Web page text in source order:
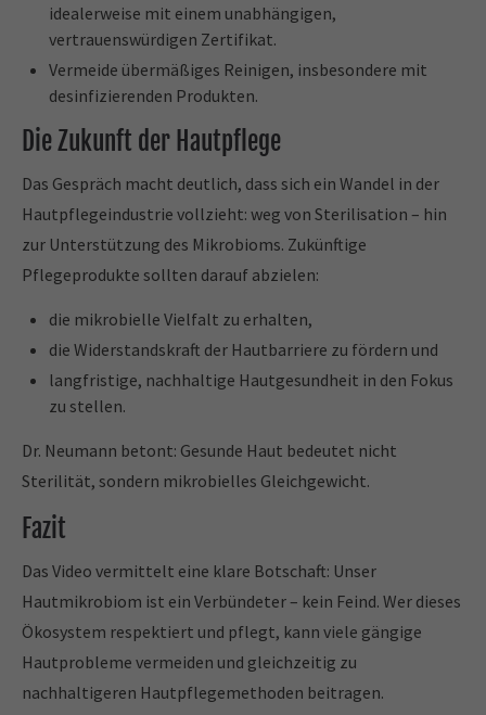
idealerweise mit einem unabhängigen,
vertrauenswürdigen Zertifikat.
Vermeide übermäßiges Reinigen, insbesondere mit
desinfizierenden Produkten.
Die Zukunft der Hautpflege
Das Gespräch macht deutlich, dass sich ein Wandel in der
Hautpflegeindustrie vollzieht: weg von Sterilisation – hin
zur Unterstützung des Mikrobioms. Zukünftige
Pflegeprodukte sollten darauf abzielen:
die mikrobielle Vielfalt zu erhalten,
die Widerstandskraft der Hautbarriere zu fördern und
langfristige, nachhaltige Hautgesundheit in den Fokus
zu stellen.
Dr. Neumann betont: Gesunde Haut bedeutet nicht
Sterilität, sondern mikrobielles Gleichgewicht.
Fazit
Das Video vermittelt eine klare Botschaft: Unser
Hautmikrobiom ist ein Verbündeter – kein Feind. Wer dieses
Ökosystem respektiert und pflegt, kann viele gängige
Hautprobleme vermeiden und gleichzeitig zu
nachhaltigeren Hautpflegemethoden beitragen.